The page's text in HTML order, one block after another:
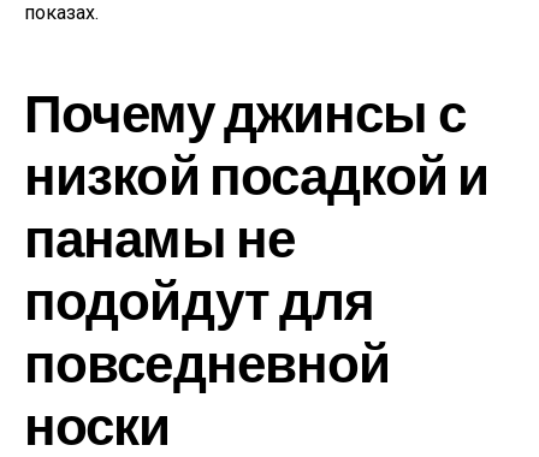
показах.
Почему джинсы с
низкой посадкой и
панамы не
подойдут для
повседневной
носки